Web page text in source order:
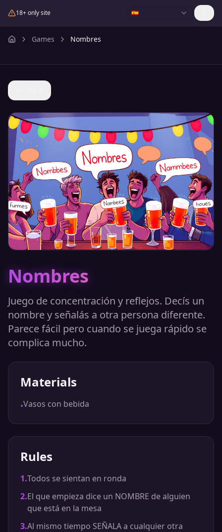
18+ only site 🇪🇸
Games Nombres
Nombres
Juego de concentración y reflejos. Decís un
nombre y señalás a otra persona diferente.
Parece fácil pero cuando se juega rápido se
complica mucho.
Materials
•Vasos con bebida
Rules
1.Todos se sientan en ronda
2.El que empieza dice un NOMBRE de alguien
que está en la mesa
3.Al mismo tiempo SEÑALA a cualquier otra